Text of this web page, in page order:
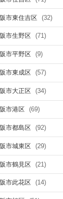
市東住吉区 (32)
市生野区 (71)
市平野区 (9)
市東成区 (57)
市大正区 (34)
市港区 (69)
市都島区 (92)
市城東区 (29)
市鶴見区 (21)
市此花区 (14)